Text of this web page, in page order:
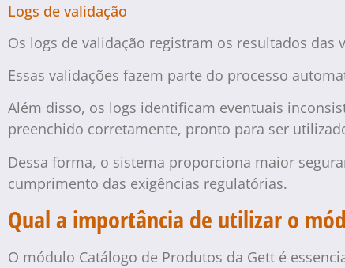
Logs de validação
Os logs de validação registram os resultados
Essas validações fazem parte do processo
Além disso, os logs identificam eventuais
preenchido corretamente, pronto para ser
Dessa forma, o sistema proporciona maior
cumprimento das exigências regulatórias.
Qual a importância de utilizar o
O módulo Catálogo de Produtos da Gett é